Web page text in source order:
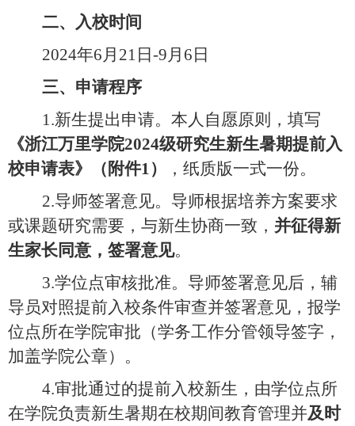
二、 入校时间
2024年6月 21 日 -9月 6 日
三、申请程序
1.新生提出申请。本人自愿原则，填写
《浙江万里学院2024级研究生新生暑期提前入
校申请表》（附件1）
，纸质版一式一份。
2.导师签署意见。导师根据培养方案要求
或课题研究需要，与新生协商一致， 并征得新
生家长同意，签署意见。
3.学位点审核批准。导师签署意见后，辅
导员对照提前入校条件审查并签署意见，报学
位点所在学院审批（学务工作分管领导签字，
加盖学院公章）。
4.审批通过的提前入校新生 ，由学位点所
在学院负责新生暑期在校期间教育管理并及时